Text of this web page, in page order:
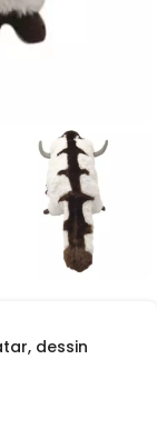
dessin